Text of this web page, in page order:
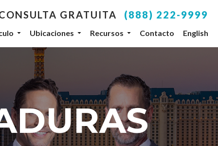
GRATUITA (888) 222-9999
Ubicaciones Recursos Contacto English
SUBSCRIBE
89104, US, http://www.dlgteam.com. You can
Contact.